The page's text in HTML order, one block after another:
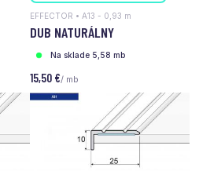
EFFECTOR • A13 - 0,93 m
DUB NATURÁLNY
Na sklade 5,58 mb
15,50 €/ mb